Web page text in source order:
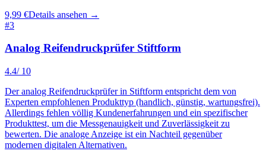
9,99 €Details ansehen →
#3
Analog Reifendruckprüfer Stiftform
4.4/ 10
Der analog Reifendruckprüfer in Stiftform entspricht dem von
Experten empfohlenen Produkttyp (handlich, günstig, wartungsfrei).
Allerdings fehlen völlig Kundenerfahrungen und ein spezifischer
Produkttest, um die Messgenauigkeit und Zuverlässigkeit zu
bewerten. Die analoge Anzeige ist ein Nachteil gegenüber
modernen digitalen Alternativen.